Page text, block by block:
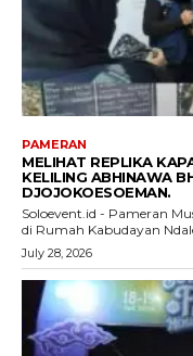
PAMERAN
MELIHAT REPLIKA
KELILING ABHINAWA
DJOJOKOESOEMAN.
Soloevent.id - Pameran
di Rumah Kabudayan
July 28, 2026